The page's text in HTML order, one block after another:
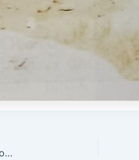
СОЛИ ОБОДОНИВУ СОЗАНДАГӢ. Дар ҳудуди ёдгориҳои таърихии ноҳияи Данғара ҳашари тозагӣ ва сабзкорӣ гузаронида шуд